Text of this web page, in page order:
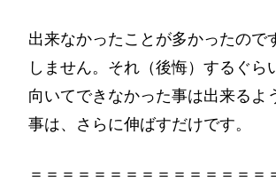
出来なかったことが多かったので
しません。それ（後悔）するぐら
向いてできなかった事は出来るよ
事は、さらに伸ばすだけです。
＝＝＝＝＝＝＝＝＝＝＝＝＝＝＝